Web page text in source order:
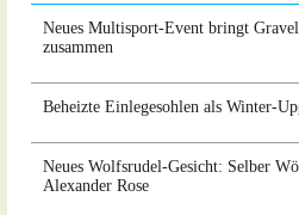
Neues Multisport-Event bringt
zusammen
Beheizte Einlegesohlen als Winter-
Neues Wolfsrudel-Gesicht: Selber
Alexander Rose